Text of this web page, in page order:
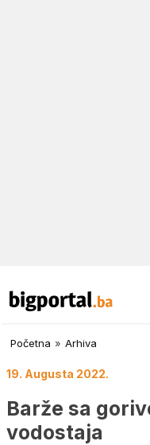
Početna » Arhiva
19. Augusta 2022.
Barže sa
vodostaja